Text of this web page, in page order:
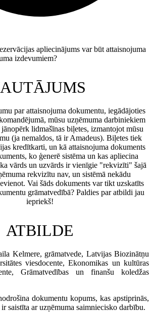
par attaisnojuma dokumentu, iegādājoties
mūsu uzņēmuma darbiniekiem
lidmašīnas biļetes, izmantojot mūsu
(ja nemaldos, tā ir Amadeus). Biļetes tiek
kredītkarti, un kā attaisnojuma dokuments
ko ģenerē sistēma un kas apliecina
vārds un uzvārds ir vienīgie "rekvizīti" šajā
rekvizītu nav, un sistēmā nekādu
Vai šāds dokuments var tikt uzskatīts
grāmatvedībā? Paldies par atbildi jau
iepriekš!
ATBILDE
Kelmere, grāmatvede, Latvijas Biozinātņu
viesdocente, Ekonomikas un kultūras
Grāmatvedības un finanšu koledžas
dokumentu kopums, kas apstiprinās,
saistīta ar uzņēmuma saimniecisko darbību.